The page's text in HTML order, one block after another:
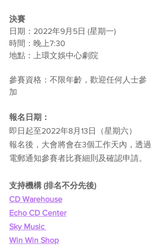
決賽
日期：2022年9月5日 (星期一)
時間：晚上7:30
地點：上環文娛中心劇院
參賽資格：不限年齡，歡迎任何人士參
加
報名日期：
即日起至2022年8月13日（星期六）
報名後，大會將會在3個工作天內，透過
電郵通知參賽者比賽細則及確認申請。
支持機構 (排名不分先後)
CD Warehouse
Echo CD Center
Sky Music
Win Win Shop